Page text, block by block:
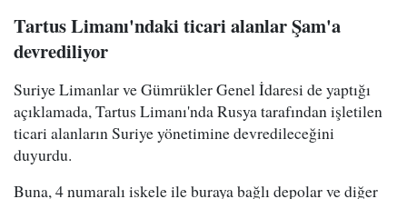
Tartus Limanı'ndaki ticari alanlar Şam'a
devrediliyor
Suriye Limanlar ve Gümrükler Genel İdaresi de yaptığı
açıklamada, Tartus Limanı'nda Rusya tarafından işletilen
ticari alanların Suriye yönetimine devredileceğini
duyurdu.
Buna, 4 numaralı iskele ile buraya bağlı depolar ve diğer